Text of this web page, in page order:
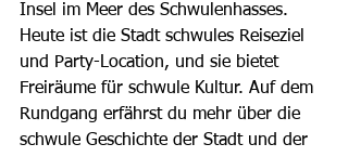
Insel im Meer des Schwulenhasses.
Heute ist die Stadt schwules Reiseziel
und Party-Location, und sie bietet
Freiräume für schwule Kultur. Auf dem
Rundgang erfährst du mehr über die
schwule Geschichte der Stadt und der